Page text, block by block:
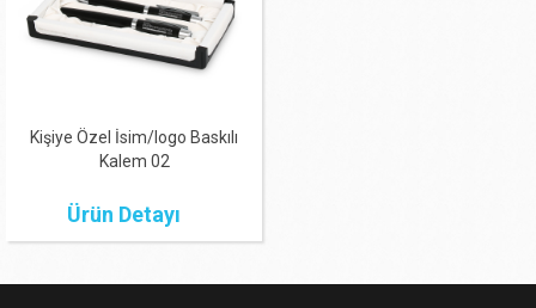
Kişiye Özel İsim/logo Baskılı
Kalem 02
Ürün Detayı